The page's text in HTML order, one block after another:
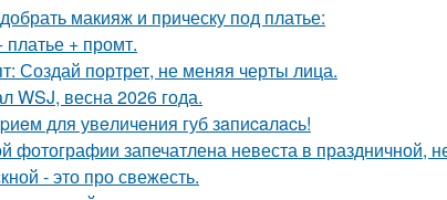
макияж и прическу под платье:
платье + промт.
Создай портрет, не меняя черты лица.
WSJ, весна 2026 года.
для увeличeния губ зaпиcaлacь!
фотографии запечатлена невеста в праздничной,
- это про свежесть.